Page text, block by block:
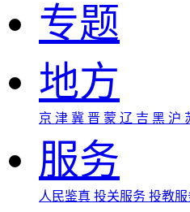
专题
地方
京 津 冀 晋 蒙 辽 吉 黑 沪
服务
人民鉴真 投关服务 投教服